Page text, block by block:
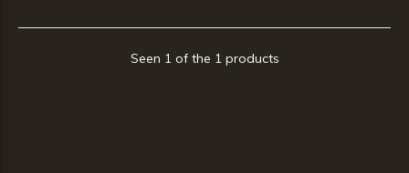
Seen 1 of the 1 products